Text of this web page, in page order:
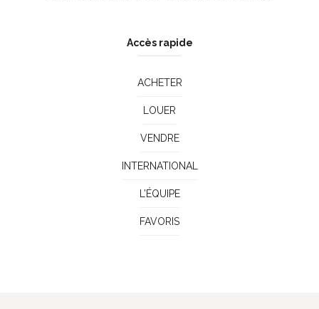
Accès rapide
ACHETER
LOUER
VENDRE
INTERNATIONAL
L’ÉQUIPE
FAVORIS